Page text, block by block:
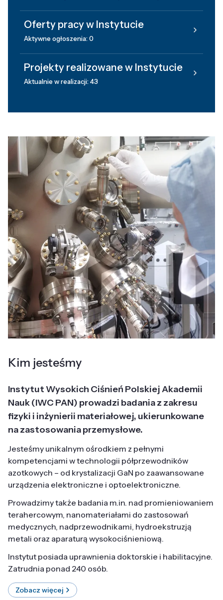
Oferty pracy w Instytucie
Aktywne ogłoszenia: 0
Projekty realizowane w Instytucie
Aktualnie w realizacji: 43
Kim jesteśmy
Instytut Wysokich Ciśnień Polskiej Akademii
Nauk (IWC PAN) prowadzi badania z zakresu
fizyki i inżynierii materiałowej, ukierunkowane
na zastosowania przemysłowe.
Jesteśmy unikalnym ośrodkiem z pełnymi
kompetencjami w technologii półprzewodników
azotkowych – od krystalizacji GaN po zaawansowane
urządzenia elektroniczne i optoelektroniczne.
Prowadzimy także badania m.in. nad promieniowaniem
terahercowym, nanomateriałami do zastosowań
medycznych, nadprzewodnikami, hydroekstruzją
metali oraz aparaturą wysokociśnieniową.
Instytut posiada uprawnienia doktorskie i habilitacyjne.
Zatrudnia ponad 240 osób.
Zobacz więcej